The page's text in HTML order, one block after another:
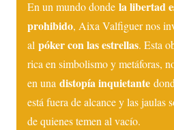
En un mundo donde la libertad
prohibido, Aixa Valfiguer nos
al póker con las estrellas. Esta
rica en simbolismo y metáforas,
en una distopía inquietante
está fuera de alcance y las jaulas
de quienes temen al vacío.